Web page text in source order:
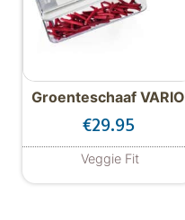
Groenteschaaf VARIO
€29.95
Veggie Fit